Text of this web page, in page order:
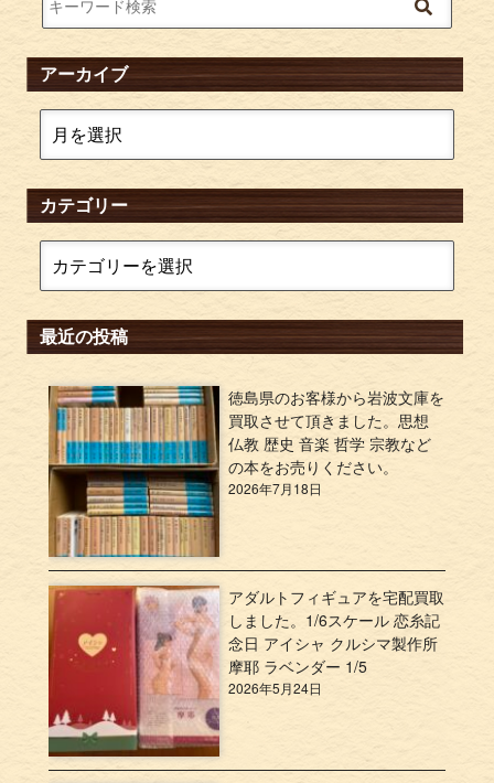
アーカイブ
カテゴリー
最近の投稿
徳島県のお客様から岩波文庫を
買取させて頂きました。思想
仏教 歴史 音楽 哲学 宗教など
の本をお売りください。
2026年7月18日
アダルトフィギュアを宅配買取
しました。1/6スケール 恋糸記
念日 アイシャ クルシマ製作所
摩耶 ラベンダー 1/5
2026年5月24日